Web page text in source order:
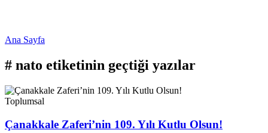
Ana Sayfa
# nato etiketinin geçtiği yazılar
Toplumsal
Çanakkale Zaferi’nin 109. Yılı Kutlu Olsun!